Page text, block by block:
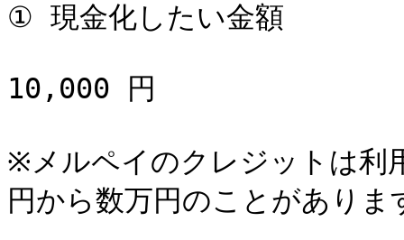
① 現金化したい金額
10,000 円
※メルペイのクレジットは利
円から数万円のことがありま